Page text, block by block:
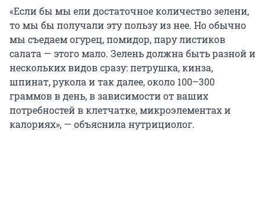
«Если бы мы ели достаточное количество зелени,
то мы бы получали эту пользу из нее. Но обычно
мы съедаем огурец, помидор, пару листиков
салата — этого мало. Зелень должна быть разной и
нескольких видов сразу: петрушка, кинза,
шпинат, рукола и так далее, около 100–300
граммов в день, в зависимости от ваших
потребностей в клетчатке, микроэлементах и
калориях», — объяснила нутрициолог.